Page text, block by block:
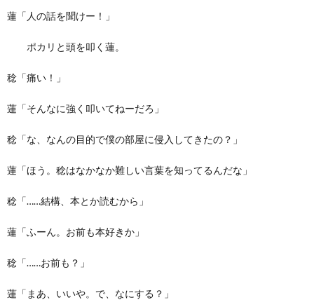
蓮「人の話を聞けー！」
ポカリと頭を叩く蓮。
稔「痛い！」
蓮「そんなに強く叩いてねーだろ」
稔「な、なんの目的で僕の部屋に侵入してきたの？」
蓮「ほう。稔はなかなか難しい言葉を知ってるんだな」
稔「……結構、本とか読むから」
蓮「ふーん。お前も本好きか」
稔「……お前も？」
蓮「まあ、いいや。で、なにする？」